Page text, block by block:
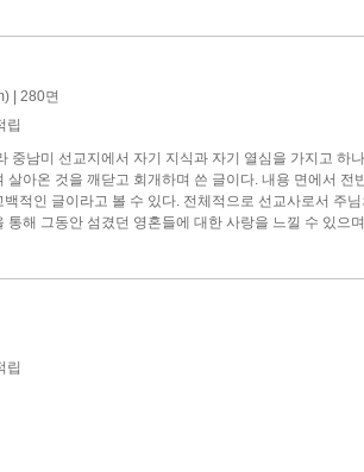
| 280면
립
중남미 선교지에서 자기 지식과 자기 열심을 가지고 하
살아온 것을 깨닫고 회개하며 쓴 글이다. 내용 면에서
적인 글이라고 볼 수 있다. 전체적으로 선교사로서 주
통해 그동안 섬겼던 영혼들에 대한 사랑을 느낄 수 있으
립